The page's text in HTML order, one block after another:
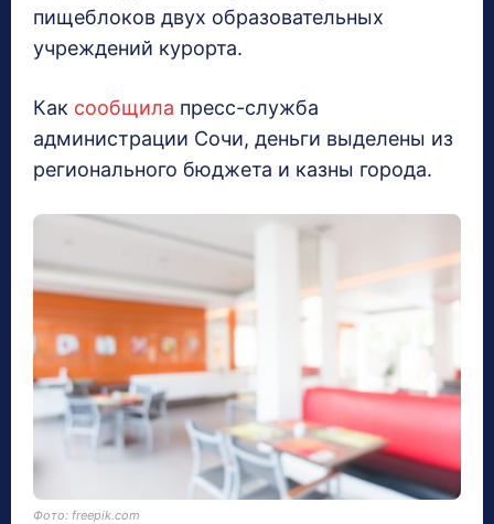
пищеблоков двух образовательных
учреждений курорта.
Как сообщила пресс-служба
администрации Сочи, деньги выделены из
регионального бюджета и казны города.
Фото: freepik.com